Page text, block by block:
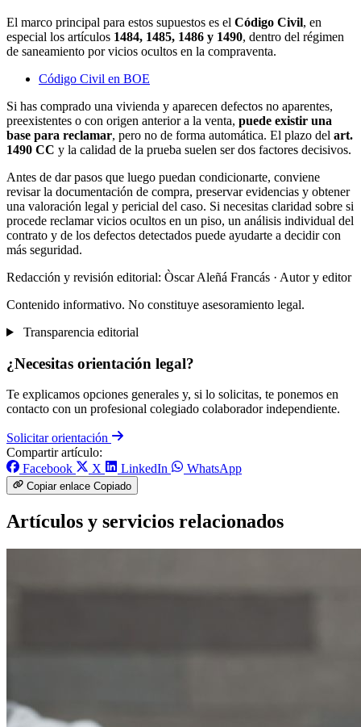
El marco principal para estos supuestos es el Código Civil, en
especial los artículos 1484, 1485, 1486 y 1490, dentro del régimen
de saneamiento por vicios ocultos en la compraventa.
Código Civil en BOE
Si has comprado una vivienda y aparecen defectos no aparentes,
preexistentes o con origen anterior a la venta, puede existir una
base para reclamar, pero no de forma automática. El plazo del art.
1490 CC y la calidad de la prueba suelen ser dos factores decisivos.
Antes de dar pasos que luego puedan condicionarte, conviene
revisar la documentación de compra, preservar evidencias y obtener
una valoración legal y pericial del caso. Si necesitas claridad sobre si
procede reclamar vicios ocultos en un piso, un análisis individual del
contrato y de los defectos detectados puede ayudarte a decidir con
más seguridad.
Redacción y revisión editorial: Òscar Aleñá Francás · Autor y editor
Contenido informativo. No constituye asesoramiento legal.
Transparencia editorial
¿Necesitas orientación legal?
Te explicamos opciones generales y, si lo solicitas, te ponemos en
contacto con un profesional colegiado colaborador independiente.
Solicitar orientación
Compartir artículo:
Facebook
X LinkedIn WhatsApp
Copiar enlace Copiado
Artículos y servicios relacionados